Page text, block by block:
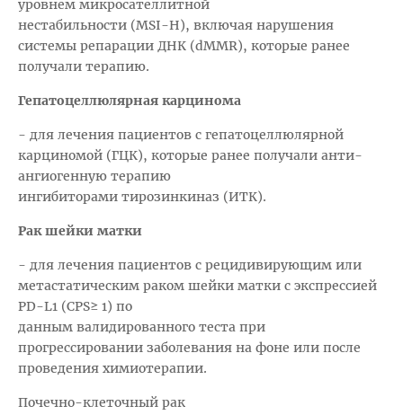
уровнем микросателлитной
нестабильности (МSI-H), включая нарушения
системы репарации ДНК (dMМR), которые ранее
получали терапию.
Гепатоцеллюлярная карцинома
- для лечения пациентов с гепатоцеллюлярной
карциномой (ГЦК), которые ранее получали анти-
ангиогенную терапию
ингибиторами тирозинкиназ (ИТК).
Рак шейки матки
- для лечения пациентов с рецидивирующим или
метастатическим раком шейки матки с экспрессией
PD-L1 (CPS≥ 1) по
данным валидированного теста при
прогрессировании заболевания на фоне или после
проведения химиотерапии.
Почечно-клеточный рак